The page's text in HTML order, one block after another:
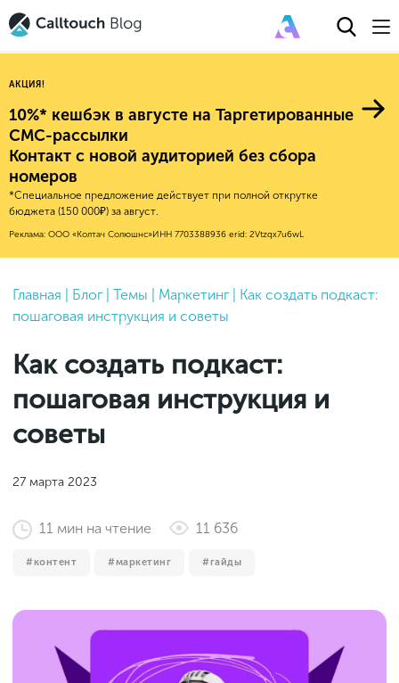
Авторитейл
Финансы
Е-коммерс
Недвижимость
HoReCa
Бьюти
Услуги
2025
2024
2022
2021
2020
2017
2016
Новые продукты
Эксплейнеры
Обновления продуктов Calltouch
Обучение работы с инструментами
Calltouch
Индекс здоровья российского
Mental Health
Привлечение
Конверсия
Аналитика
Финансы и бухгалтерия
Законы и документы
Старт и идеи
Инструменты и сервисы
Словарь маркетолога
Callday
MeetUp
АКЦИЯ!
10%* кешбэк в августе на Таргетированные
СМС-рассылки
Контакт с новой аудиторией без сбора
номеров
*Специальное предложение действует при полной открутке
бюджета (150 000₽) за август.
Реклама: ООО «Колтач Солюшнс»ИНН 7703388936 erid: 2Vtzqx7u6wL
Главная Блог Темы Маркетинг
Как создать подкаст:
пошаговая инструкция и советы
Как создать подкаст:
пошаговая инструкция и
советы
27 марта 2023
11 мин на чтение 11 636
контент маркетинг гайды